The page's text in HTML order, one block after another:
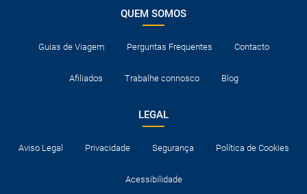
QUEM SOMOS
Guias de Viagem Perguntas Frequentes Contacto
Afiliados Trabalhe connosco Blog
LEGAL
Aviso Legal Privacidade Segurança Política de Cookies
Acessibilidade